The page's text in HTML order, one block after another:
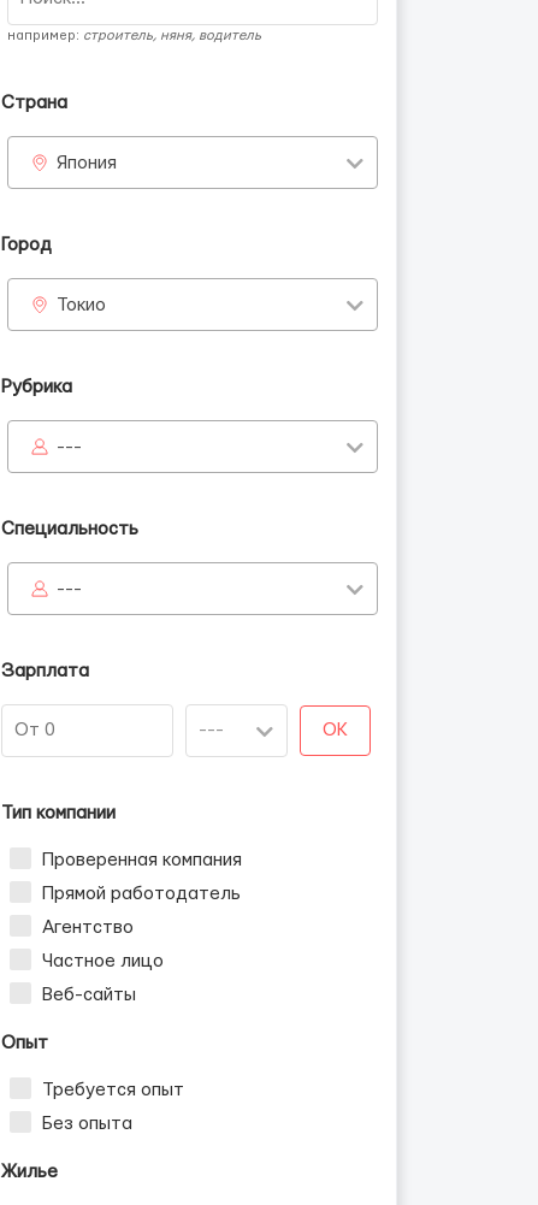
например: строитель, няня, водитель
Страна
Япония
Город
Токио
Рубрика
---
Специальность
---
Зарплата
OK
Тип компании
Проверенная компания
Прямой работодатель
Агентство
Частное лицо
Веб-сайты
Опыт
Требуется опыт
Без опыта
Жилье